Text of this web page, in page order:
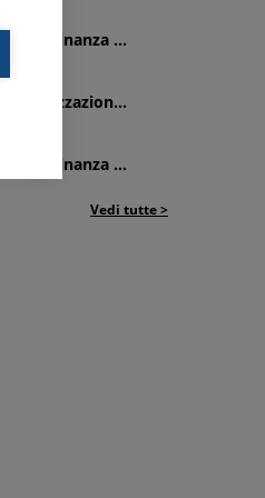
- Ordinanza ...
- Realizzazion...
- Ordinanza ...
Vedi tutte >